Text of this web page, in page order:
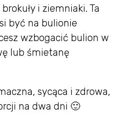
i ziemniaki. Ta
być na bulionie
wzbogacić bulion w
lub śmietanę
sycąca i zdrowa,
na dwa dni 🙂